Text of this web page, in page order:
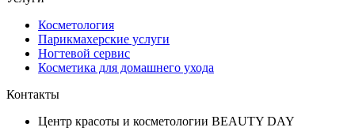
Косметология
Парикмахерские услуги
Ногтевой сервис
Косметика для домашнего ухода
Контакты
Центр красоты и косметологии BEAUTY DAY